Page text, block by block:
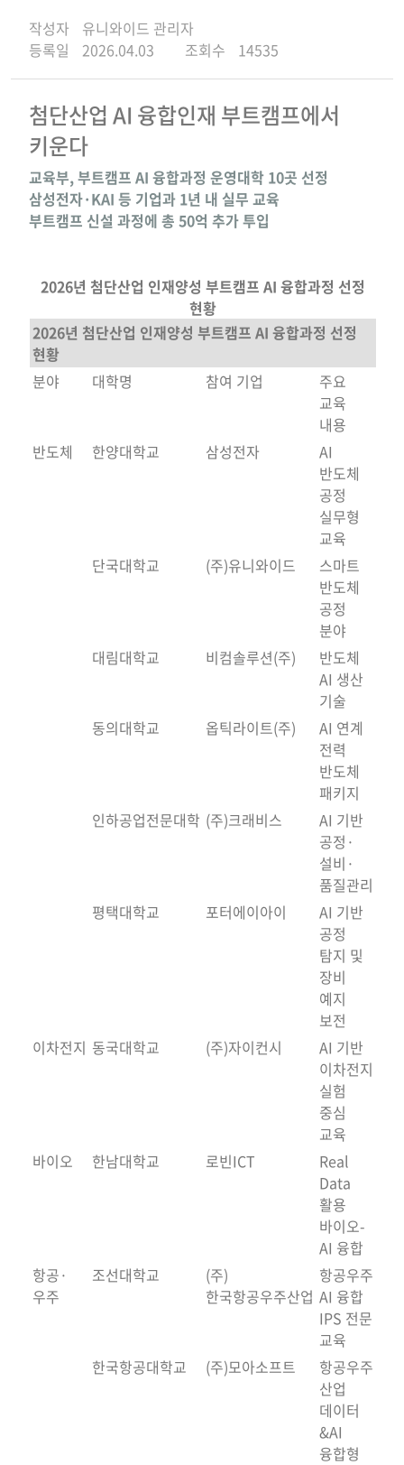
작성자
유니와이드 관리자
등록일
2026.04.03 조회수 14535
첨단산업 AI 융합인재 부트캠프에서
키운다
교육부, 부트캠프 AI 융합과정 운영대학 10곳 선정
삼성전자·KAI 등 기업과 1년 내 실무 교육
부트캠프 신설 과정에 총 50억 추가 투입
2026년 첨단산업 인재양성 부트캠프 AI 융합과정 선정
현황
2026년 첨단산업 인재양성 부트캠프 AI 융합과정 선정
현황
분야
대학명 참여 기업
주요
교육
내용
반도체
한양대학교 삼성전자
AI
반도체
공정
실무형
교육
단국대학교
(주)유니와이드
스마트
반도체
공정
분야
대림대학교
비컴솔루션(주)
반도체
AI 생산
기술
동의대학교
옵틱라이트(주)
AI 연계
전력
반도체
패키지
인하공업전문대학 (주)크래비스
AI 기반
공정·
설비·
품질관리
평택대학교
포터에이아이
AI 기반
공정
탐지 및
장비
예지
보전
이차전지 동국대학교 (주)자이컨시
AI 기반
이차전지
실험
중심
교육
바이오
한남대학교 로빈ICT
Real
Data
활용
바이오-
AI 융합
항공·
우주
조선대학교
(주)
한국항공우주산업
항공우주
AI 융합
IPS 전문
교육
한국항공대학교
(주)모아소프트
항공우주
산업
데이터
&AI
융합형